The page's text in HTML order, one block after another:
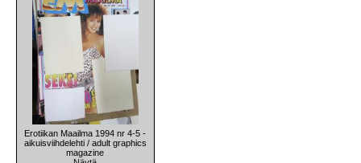
Erotiikan Maailma 1994 nr 4-5 -
aikuisviihdelehti / adult graphics
magazine